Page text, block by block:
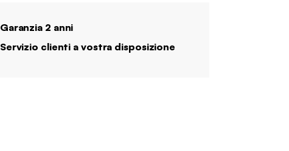
Garanzia 2 anni
Servizio clienti a vostra disposizione